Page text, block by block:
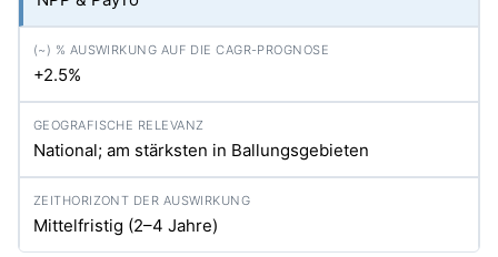
+2.5%
National; am stärksten in Ballungsgebieten
Mittelfristig (2–4 Jahre)